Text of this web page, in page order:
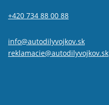
+420 734 88 00 88
info@autodilyvojkov.sk
reklamacie@autodilyvojkov.sk